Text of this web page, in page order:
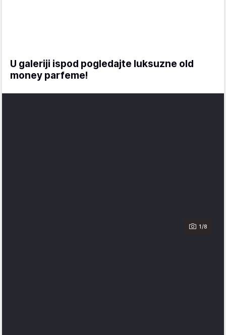
U galeriji ispod pogledajte luksuzne old
money parfeme!
1/8